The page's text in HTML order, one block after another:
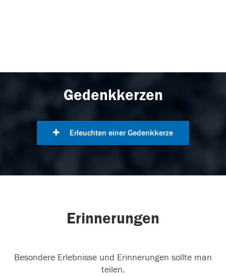
Gedenkkerzen
Erleuchten einer Gedenkkerze
Erinnerungen
Besondere Erlebnisse und Erinnerungen sollte man
teilen.